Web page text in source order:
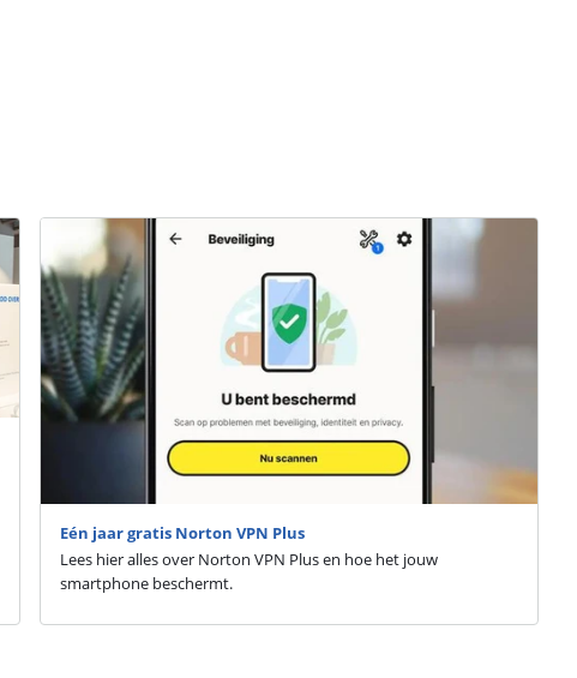
Eén jaar gratis Norton VPN Plus
Lees hier alles over Norton VPN Plus en hoe het jouw
smartphone beschermt.